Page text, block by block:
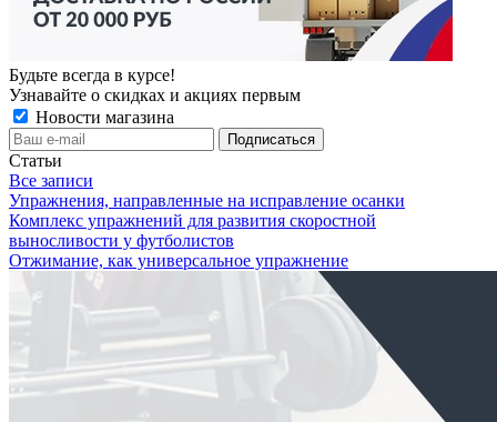
Будьте всегда в курсе!
Узнавайте о скидках и акциях первым
Новости магазина
Статьи
Все записи
Упражнения, направленные на исправление осанки
Комплекс упражнений для развития скоростной
выносливости у футболистов
Отжимание, как универсальное упражнение